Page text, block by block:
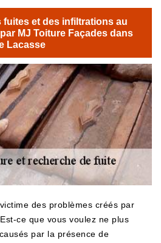
fuites et des infiltrations au
MJ Toiture Façades dans
Lacasse
des problèmes créés par
ce que vous voulez ne plus
par la présence de